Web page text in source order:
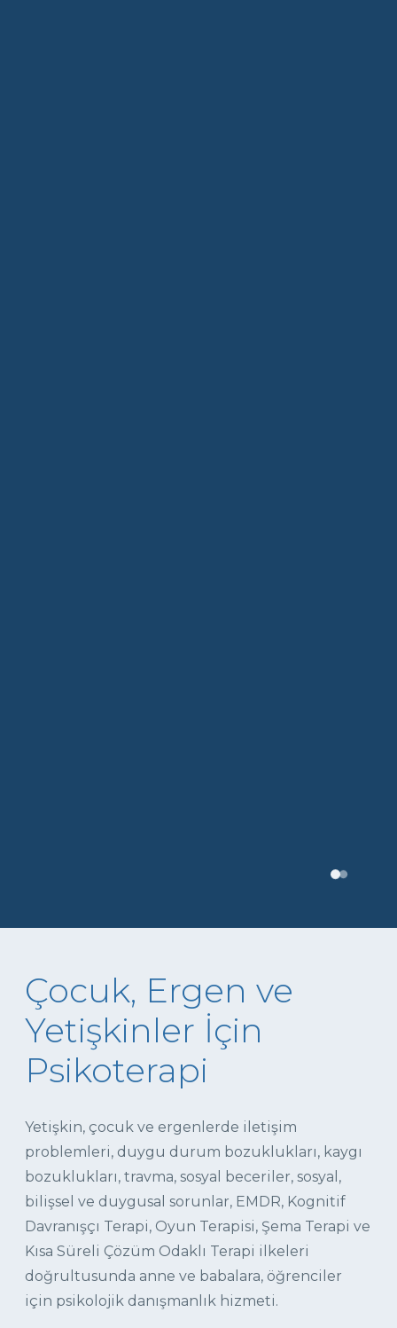
Çocuk, Ergen ve
Yetişkinler İçin
Psikoterapi
Yetişkin, çocuk ve ergenlerde iletişim
problemleri, duygu durum bozuklukları, kaygı
bozuklukları, travma, sosyal beceriler, sosyal,
bilişsel ve duygusal sorunlar, EMDR, Kognitif
Davranışçı Terapi, Oyun Terapisi, Şema Terapi ve
Kısa Süreli Çözüm Odaklı Terapi ilkeleri
doğrultusunda anne ve babalara, öğrenciler
için psikolojik danışmanlık hizmeti.